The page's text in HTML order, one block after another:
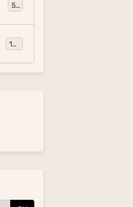
54
134